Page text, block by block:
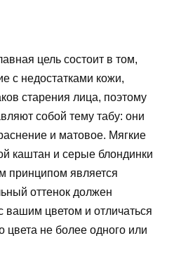
цель состоит в том,
с недостатками кожи,
старения лица, поэтому
собой тему табу: они
и матовое. Мягкие
каштан и серые блондинки
принципом является
оттенок должен
вашим цветом и отличаться
цвета не более одного или